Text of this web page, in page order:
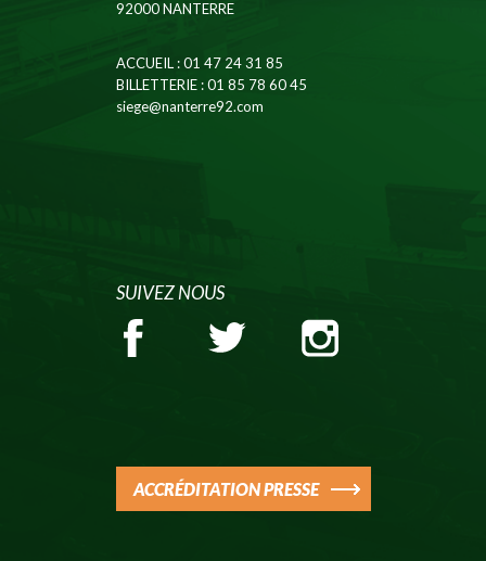
92000 NANTERRE
ACCUEIL: 01 47 24 31 85
BILLETTERIE: 01 85 78 60 45
siege@nanterre92.com
SUIVEZ NOUS
ACCRÉDITATION PRESSE